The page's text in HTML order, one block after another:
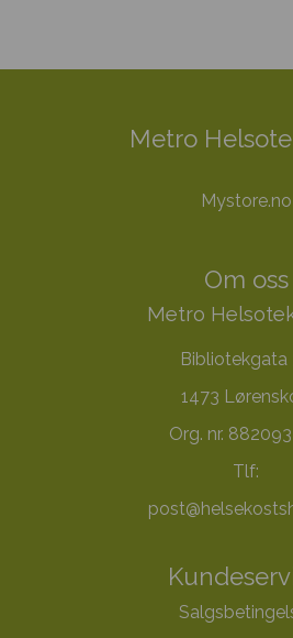
Metro
Mystore.no
Om oss
Metro
Bibliotekgata
1473
Org. nr.
Tlf: